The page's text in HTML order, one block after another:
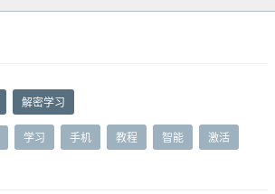
解密学习
学习 手机 教程 智能 激活